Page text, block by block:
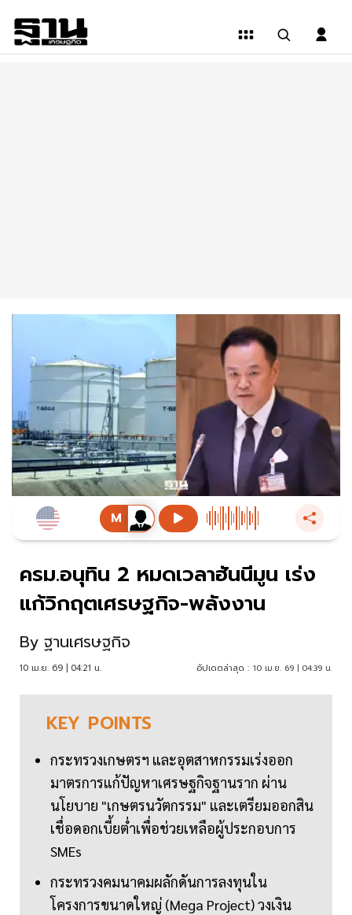
ครม.อนุทิน 2 หมดเวลาฮันนีมูน เร่ง
แก้วิกฤตเศรษฐกิจ-พลังงาน
By ฐานเศรษฐกิจ
10 เม.ย. 69 | 04:21 น. อัปเดตล่าสุด : 10 เม.ย. 69 | 04:39 น.
KEY POINTS
กระทรวงเกษตรฯ และอุตสาหกรรมเร่งออก
มาตรการแก้ปัญหาเศรษฐกิจฐานราก ผ่าน
นโยบาย "เกษตรนวัตกรรม" และเตรียมออกสิน
เชื่อดอกเบี้ยต่ำเพื่อช่วยเหลือผู้ประกอบการ
SMEs
กระทรวงคมนาคมผลักดันการลงทุนใน
โครงการขนาดใหญ่ (Mega Project) วงเงิน